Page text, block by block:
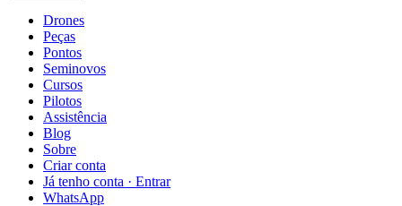
Drones
Peças
Pontos
Seminovos
Cursos
Pilotos
Assistência
Blog
Sobre
Criar conta
Já tenho conta · Entrar
WhatsApp